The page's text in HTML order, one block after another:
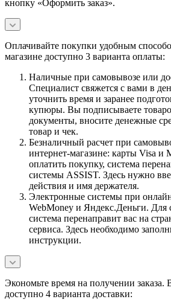
кнопку «Оформить заказ».
Оплачивайте покупки удобным
магазине доступно 3 варианта оплаты:
Наличные при самовывозе или
Специалист свяжется с вами в
уточнить время и заранее
купюры. Вы подписываете
документы, вносите денежные
товар и чек.
Безналичный расчет при
интернет-магазине: карты Visa и
оплатить покупку, система
системы ASSIST. Здесь нужно
действия и имя держателя.
Электронные системы при
WebMoney и Яндекс.Деньги. Для
система перенаправит вас на
сервиса. Здесь необходимо
инструкции.
Экономьте время на получении заказа.
доступно 4 варианта доставки: